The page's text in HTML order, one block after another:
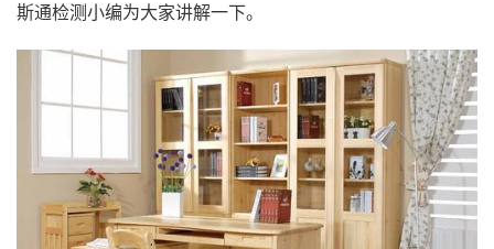
斯通检测小编为大家讲解一下。